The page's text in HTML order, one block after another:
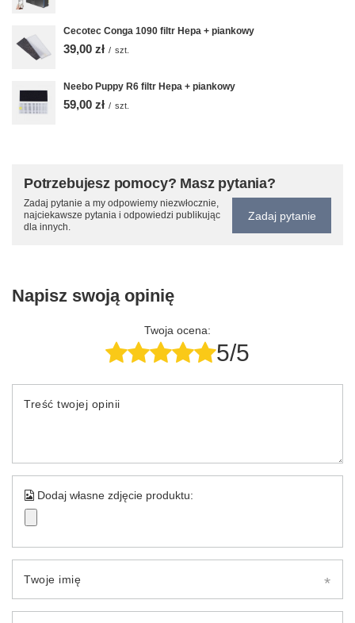
Cecotec Conga 1090 filtr Hepa + piankowy
39,00 zł / szt.
Neebo Puppy R6 filtr Hepa + piankowy
59,00 zł / szt.
Potrzebujesz pomocy? Masz pytania?
Zadaj pytanie a my odpowiemy niezwłocznie,
najciekawsze pytania i odpowiedzi publikując
dla innych.
Zadaj pytanie
Napisz swoją opinię
Twoja ocena:
5/5
Treść twojej opinii
Dodaj własne zdjęcie produktu:
Twoje imię